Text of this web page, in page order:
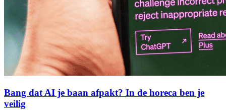
Bang dat AI je baan afpakt? In de horeca ben je
veilig